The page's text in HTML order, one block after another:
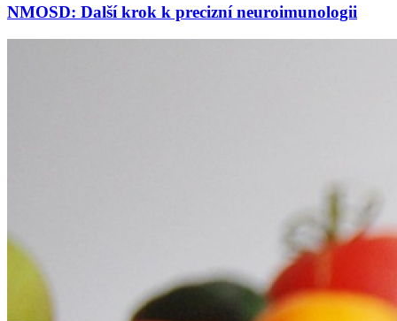
NMOSD: Další krok k precizní neuroimunologii